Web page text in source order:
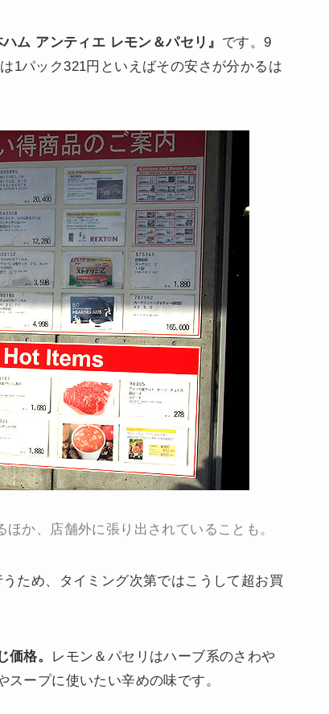
ハム アンティエ レモン＆パセリ』 です。9
1パック321円といえばその安さが分かるは
か、店舗外に張り出されていることも。
ため、タイミング次第ではこうして超お買
価格。 レモン＆パセリはハーブ系のさわや
ープに使いたい辛めの味です。